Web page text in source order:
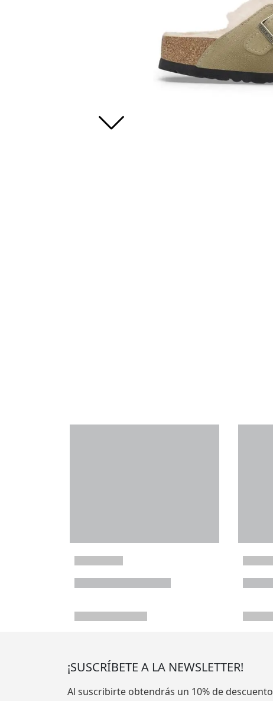
¡SUSCRÍBETE A LA NEWSLETTER!
Al suscribirte obtendrás un 10% de descuento